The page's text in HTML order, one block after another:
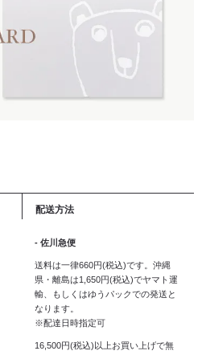
配送方法
- 佐川急便
送料は一律660円(税込)です。沖縄
県・離島は1,650円(税込)でヤマト運
輸、もしくはゆうパックでの発送と
なります。
※配達日時指定可
16,500円(税込)以上お買い上げで無